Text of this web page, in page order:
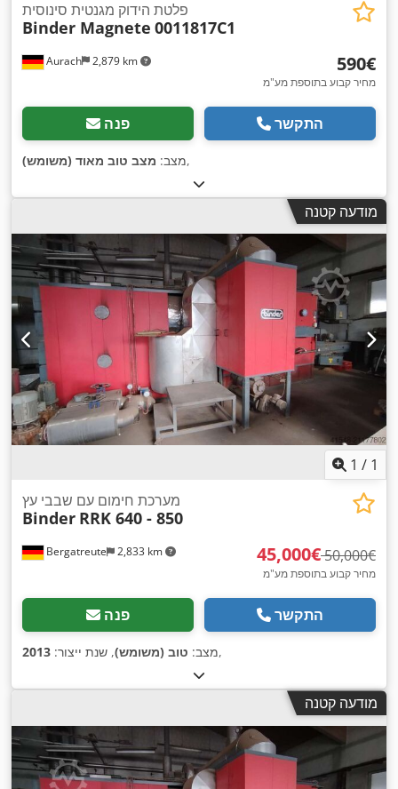
Aurach 2,879 km
פלטת הידוק מגנטית סינוסית
Binder Magnete 0011817C1
‏590 ‏€
מחיר קבוע בתוספת מע"מ
פנה התקשר
מצב: מצב טוב מאוד (משומש) ,
מודעה קטנה
1 / 1
Bergatreute 2,833 km
מערכת חימום עם שבבי עץ
Binder RRK 640 - 850
‏45,000 ‏€ ‏50,000 ‏€
מחיר קבוע בתוספת מע"מ
פנה התקשר
מצב: טוב (משומש), שנת ייצור: 2013 ,
מודעה קטנה